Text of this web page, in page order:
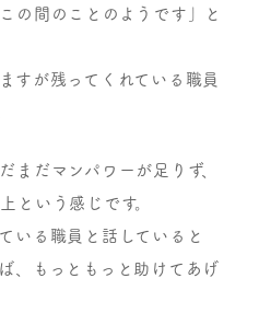
の間のことのようです」と
すが残ってくれている職員
まだマンパワーが足りず、
という感じです。
いる職員と話していると
、もっともっと助けてあげ